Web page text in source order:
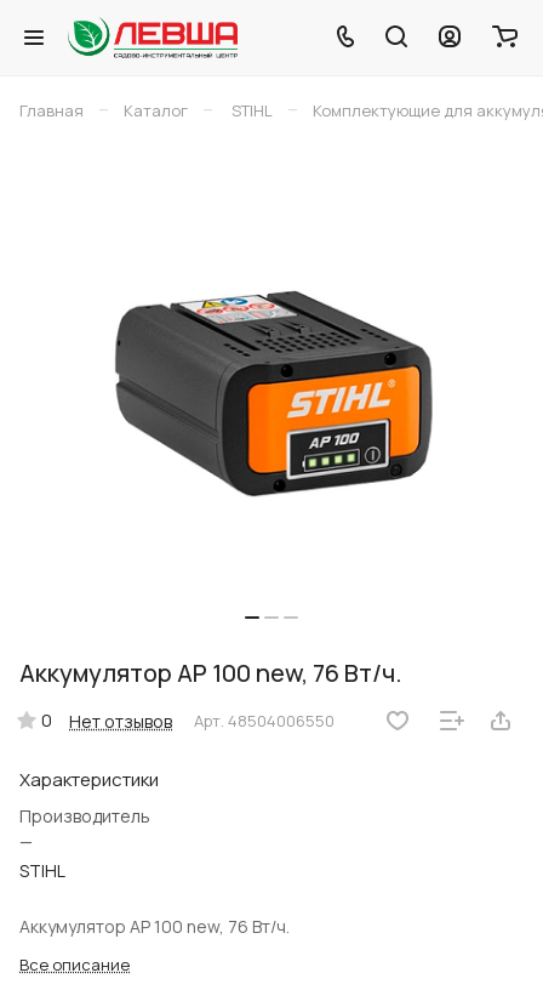
Главная – Каталог – STIHL – Комплектующие для
Аккумулятор AP 100 new, 76 Вт/ч.
0 Нет отзывов Арт. 48504006550
Характеристики
Производитель
—
STIHL
Аккумулятор AP 100 new, 76 Вт/ч.
Все описание